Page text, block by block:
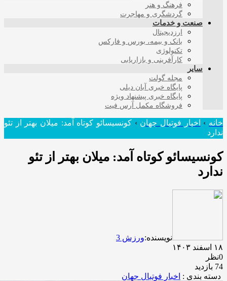
فرهنگ و هنر
گردشگری و مهاجرت
صنعت و خدمات
ارزدیجیتال
بانک و بیمه، بورس و فارکس
تکنولوژی
کارآفرینی و بازاریابی
سایر
مجله گولت
پایگاه خبری آبان دیلی
پایگاه خبری پیشنهاد ویژه
فروشگاه مکمل آرس فیت
خانه › اخبار فوتبال جهان › کونسیسائو کوتاه آمد: میلان بهتر از تئو
ندارد
کونسیسائو کوتاه آمد: میلان بهتر از تئو
ندارد
نویسنده:ورزش 3
۱۸ اسفند ۱۴۰۳
0نظر
74 بازدید
دسته بندی : اخبار فوتبال جهان